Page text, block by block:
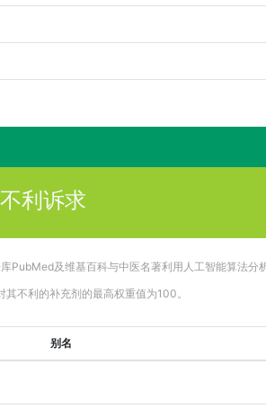
不利诉求
PubMed及维基百科与中医名著利用人工智能算法分
其不利的补充剂的最高权重值为100。
别名